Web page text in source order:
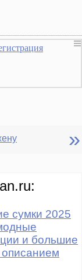
»
сумки 2025
и большие